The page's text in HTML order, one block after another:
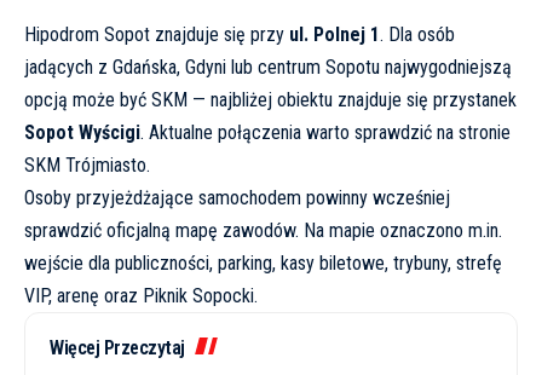
Hipodrom Sopot znajduje się przy ul. Polnej 1. Dla osób
jadących z Gdańska, Gdyni lub centrum Sopotu najwygodniejszą
opcją może być SKM — najbliżej obiektu znajduje się przystanek
Sopot Wyścigi. Aktualne połączenia warto sprawdzić na stronie
SKM Trójmiasto.
Osoby przyjeżdżające samochodem powinny wcześniej
sprawdzić oficjalną mapę zawodów. Na mapie oznaczono m.in.
wejście dla publiczności, parking, kasy biletowe, trybuny, strefę
VIP, arenę oraz Piknik Sopocki.
Więcej Przeczytaj